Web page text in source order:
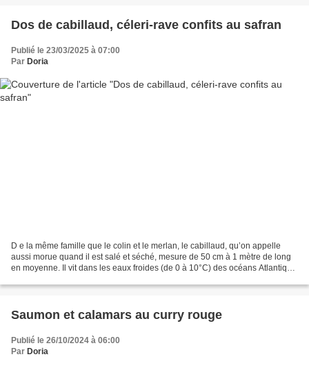
Dos de cabillaud, céleri-rave confits au safran
Publié le 23/03/2025 à 07:00
Par Doria
D e la même famille que le colin et le merlan, le cabillaud, qu’on appelle
aussi morue quand il est salé et séché, mesure de 50 cm à 1 mètre de long
en moyenne. Il vit dans les eaux froides (de 0 à 10°C) des océans Atlantique
Saumon et calamars au curry rouge
Publié le 26/10/2024 à 06:00
Par Doria